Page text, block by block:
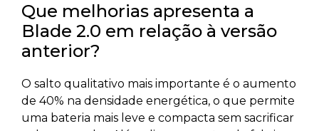
Que melhorias apresenta a
Blade 2.0 em relação à versão
anterior?
O salto qualitativo mais importante é o aumento
de 40% na densidade energética, o que permite
uma bateria mais leve e compacta sem sacrificar